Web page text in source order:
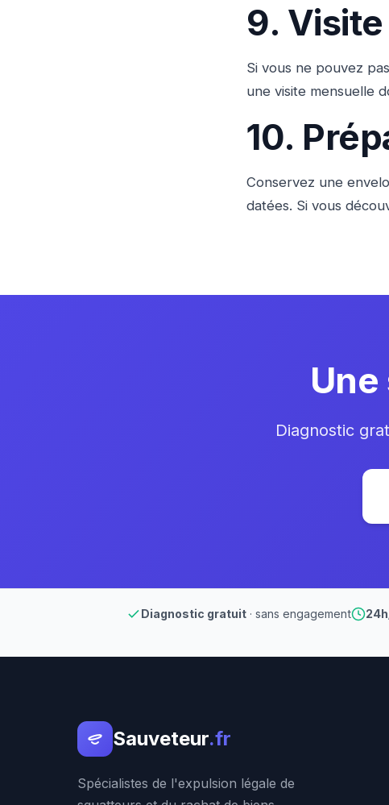
9.
Si vous ne pouvez
une visite mensuelle
10.
Conservez une
datées. Si vous
Diagnostic
Diagnostic gratuit· sans engagement
Sauveteur.fr
Spécialistes de l'expulsion légale de